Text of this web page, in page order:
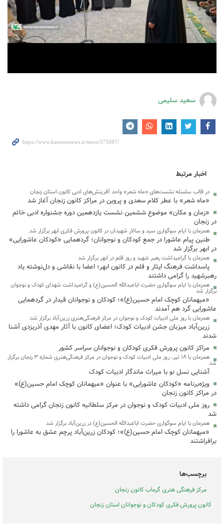
سعید سلیمی
اخبار مرتبط
در قالب سلسله نشست‌های «ماه شعر» واحد آفرینش‌های ادبی کانون استان زنجان
«ماه شعر» با عطر کلام سعدی و پروین در مراکز کانون زنجان آغاز شد
«زمان و مکان» موضوع ششمین نشست یازدهمین دوره جشنواره ادبی خاتم
در زنجان
همزمان با ایام سوگواری سید و سالار شهیدان در کانون پرورش فکری ابهر برگزار شد
طنین پیام عاشورا در جمع کودکان و نوجوانان؛ گردهمایی «کودکان عاشورایی»
در ابهر برگزار شد
همزمان با گرامیداشت رهبر شهید و روز قلم در ابهر برگزار شد
پاسداشت فرهنگ ایثار و قلم در کانون ابهر؛ اعضا با نقاشی و دل‌نوشته یاد
رهبرشهید را گرامی داشتند
همزمان با ایام سوگواری حضرت اباعبدالله الحسین(ع) و گرامیداشت شهدای کودک و نوجوان
برگزار شد
«میهمانان کوچک امام حسین(ع)»؛ کودکان و نوجوانان قیدار در گردهمایی
عاشورایی گرد هم آمدند
همزمان با روز ملی ادبیات کودک و نوجوان در مرکز فرهنگی‌هنری زرین‌آباد برگزار شد:
زرین‌آباد میزبان جشن ادبیات کودک؛ اعضای کانون با آثار مهدی آذریزدی آشنا
شدند
مراکز کانون پرورش فکری کودکان و نوجوانان سراسر کشور
همزمان با ۱۸ تیر، روز ملی ادبیات کودک و نوجوان در مرکز فرهنگی‌هنری شماره ۳ زنجان برگزار
شد
آشنایی نسل نو با میراث ماندگار ادبیات کودک
ویژه‌برنامه «کودکان عاشورایی» با عنوان «میهمانان کوچک امام حسین(ع)»
در مراکز کانون زنجان
روز ملی ادبیات کودک و نوجوان در مرکز سلطانیه کانون زنجان گرامی داشته
شد
همزمان با ایام سوگواری حضرت اباعبدالله الحسین(ع) در زرین‌آباد برگزار شد
«میهمانان کوچک امام حسین(ع)»؛ کودکان زرین‌آباد پرچم عشق به عاشورا را
برافراشتند
برچسب‌ها
مرکز فرهنگی هنری گرماب کانون زنجان
کانون پرورش فکری کودکان و نوجوانان استان زنجان